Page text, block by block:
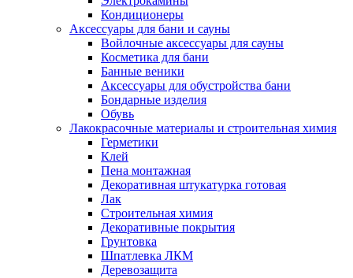
Кондиционеры
Аксессуары для бани и сауны
Войлочные аксессуары для сауны
Косметика для бани
Банные веники
Аксессуары для обустройства бани
Бондарные изделия
Обувь
Лакокрасочные материалы и строительная химия
Герметики
Клей
Пена монтажная
Декоративная штукатурка готовая
Лак
Строительная химия
Декоративные покрытия
Грунтовка
Шпатлевка ЛКМ
Деревозащита